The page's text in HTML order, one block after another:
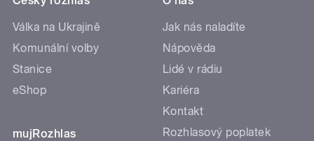
Válka na Ukrajině
Komunální volby
Stanice
eShop
mujRozhlas
Jak nás naladíte
Nápověda
Lidé v rádiu
Kariéra
Kontakt
Rozhlasový poplatek